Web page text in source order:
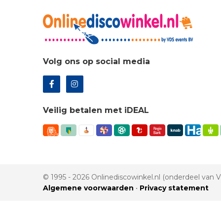
Volg ons op social media
Veilig betalen met iDEAL
© 1995 - 2026 Onlinediscowinkel.nl (onderdeel van
Algemene voorwaarden • Privacy statement